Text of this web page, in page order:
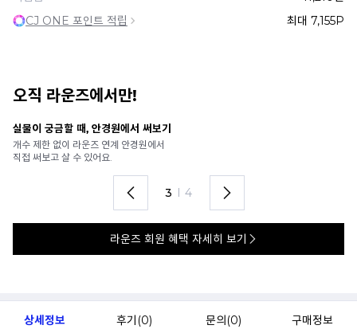
CJ ONE 포인트 적립
최대 7,155P
오직 라운즈에서만!
실물이 궁금할 때, 안경원에서 써보기
개수 제한 없이 라운즈 연계 안경원에서
직접 써보고 살 수 있어요.
3 I 4
라운즈 회원 혜택 자세히 보기
상세정보 후기(0) 문의(0) 구매정보